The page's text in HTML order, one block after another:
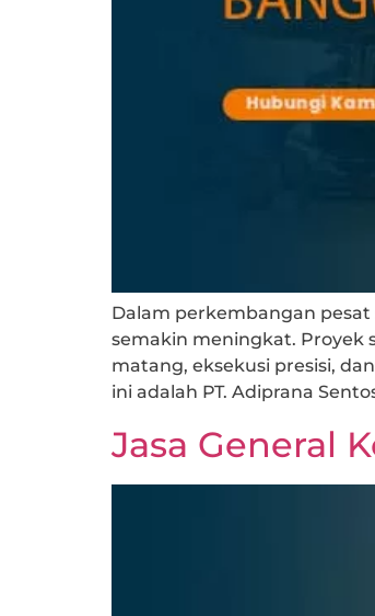
Dalam perkembangan
semakin meningkat. Proyek
matang, eksekusi presisi,
ini adalah PT. Adiprana
Jasa General